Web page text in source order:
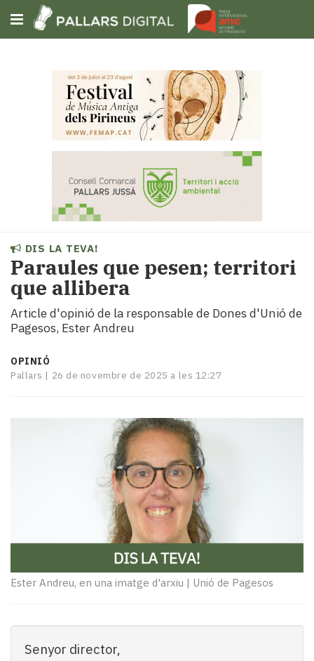
Subscriu-t'hi
Portada
Societat
Política
municipis
Economia
i
Cultura
Esports
Dis
La
DIS LA TEVA!
Paraules que pesen; territori
que allibera
Article d'opinió de la responsable de Dones d'Unió de
Pagesos, Ester Andreu
OPINIÓ
Pallars | 26 de novembre de 2025 a les 12:27
Ester Andreu, en una imatge d'arxiu | Unió de Pagesos
Senyor director,